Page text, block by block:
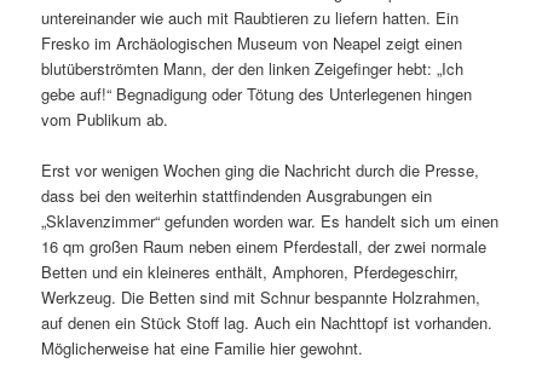
untereinander wie auch mit Raubtieren zu liefern hatten. Ein
Fresko im Archäologischen Museum von Neapel zeigt einen
blutüberströmten Mann, der den linken Zeigefinger hebt: „Ich
gebe auf!“ Begnadigung oder Tötung des Unterlegenen hingen
vom Publikum ab.
Erst vor wenigen Wochen ging die Nachricht durch die Presse,
dass bei den weiterhin stattfindenden Ausgrabungen ein
„Sklavenzimmer“ gefunden worden war. Es handelt sich um einen
16 qm großen Raum neben einem Pferdestall, der zwei normale
Betten und ein kleineres enthält, Amphoren, Pferdegeschirr,
Werkzeug. Die Betten sind mit Schnur bespannte Holzrahmen,
auf denen ein Stück Stoff lag. Auch ein Nachttopf ist vorhanden.
Möglicherweise hat eine Familie hier gewohnt.